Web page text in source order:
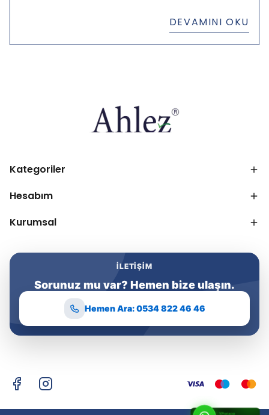
uzun vadede kullanım kolaylığı veDEVAMINI OKU
Kategoriler
Hesabım
Kurumsal
İLETIŞIM
Sorunuz mu var? Hemen bize ulaşın.
Hemen Ara: 0534 822 46 46